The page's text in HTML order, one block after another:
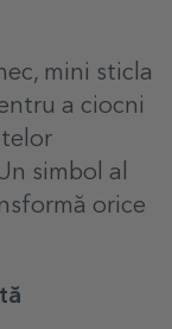
mini sticla
a ciocni
simbol al
orice